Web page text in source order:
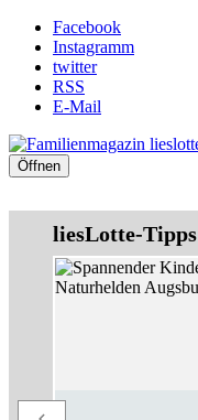
Facebook
Instagramm
twitter
RSS
E-Mail
Öffnen
liesLotte-Tipps